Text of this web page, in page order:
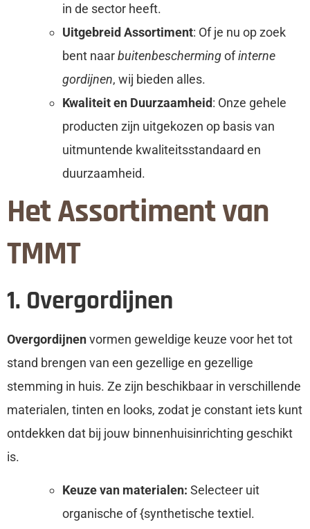
in de sector heeft.
Uitgebreid Assortiment: Of je nu op zoek
bent naarbuitenbeschermingofinterne
gordijnen, wij bieden alles.
Kwaliteit en Duurzaamheid: Onze gehele
producten zijn uitgekozen op basis van
uitmuntende kwaliteitsstandaard en
duurzaamheid.
Het Assortiment van
TMMT
1. Overgordijnen
Overgordijnenvormen geweldige keuze voor het tot
stand brengen van een gezellige en gezellige
stemming in huis. Ze zijn beschikbaar in verschillende
materialen, tinten en looks, zodat je constant iets kunt
ontdekken dat bij jouw binnenhuisinrichting geschikt
is.
Keuze van materialen: Selecteer uit
organische of {synthetische textiel.